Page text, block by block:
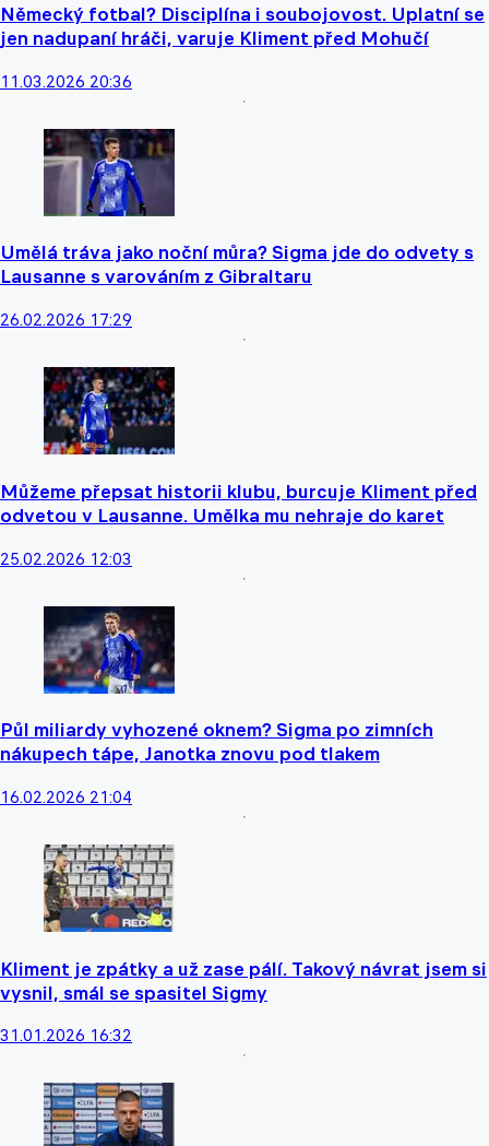
Německý fotbal? Disciplína i soubojovost. Uplatní se
jen nadupaní hráči, varuje Kliment před Mohučí
11.03.2026 20:36
Umělá tráva jako noční můra? Sigma jde do odvety s
Lausanne s varováním z Gibraltaru
26.02.2026 17:29
Můžeme přepsat historii klubu, burcuje Kliment před
odvetou v Lausanne. Umělka mu nehraje do karet
25.02.2026 12:03
Půl miliardy vyhozené oknem? Sigma po zimních
nákupech tápe, Janotka znovu pod tlakem
16.02.2026 21:04
Kliment je zpátky a už zase pálí. Takový návrat jsem si
vysnil, smál se spasitel Sigmy
31.01.2026 16:32